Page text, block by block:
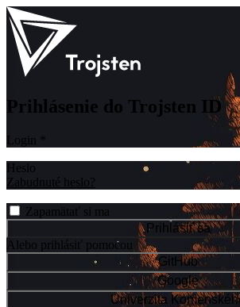
Prihlásenie do Trojsten ID
Login
Heslo
Zabudnuté heslo?
Zapamätať si ma
Prihlásiť sa
Alebo prihlásiť pomocou
GitHub
Google
Univerzita